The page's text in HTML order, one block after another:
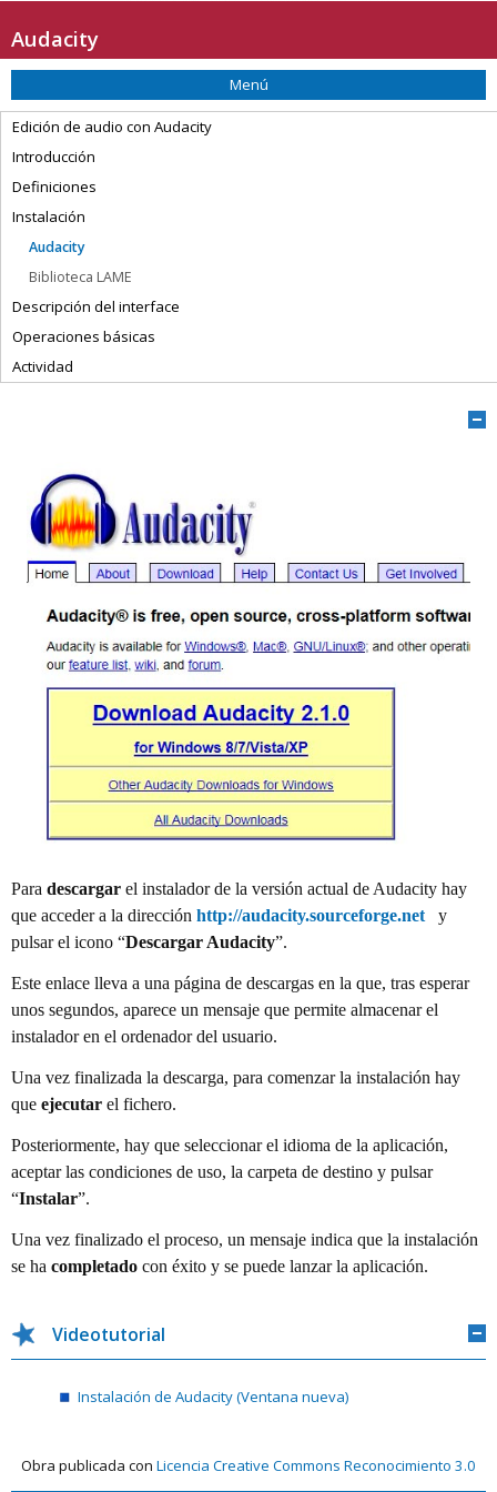
Menú
Edición de audio con Audacity
Introducción
Definiciones
Instalación
Audacity
Biblioteca LAME
Descripción del interface
Operaciones básicas
Actividad
Audacity
Para descargar el instalador de la versión actual de Audacity hay
que acceder a la dirección http://audacity.sourceforge.net
y
pulsar el icono “Descargar Audacity”.
Este enlace lleva a una página de descargas en la que, tras esperar
unos segundos, aparece un mensaje que permite almacenar el
instalador en el ordenador del usuario.
Una vez finalizada la descarga, para comenzar la instalación hay
que ejecutar el fichero.
Posteriormente, hay que seleccionar el idioma de la aplicación,
aceptar las condiciones de uso, la carpeta de destino y pulsar
“Instalar”.
Una vez finalizado el proceso, un mensaje indica que la instalación
se ha completado con éxito y se puede lanzar la aplicación.
Videotutorial
Instalación de Audacity(Ventana nueva)
Obra publicada con Licencia Creative Commons Reconocimiento 3.0